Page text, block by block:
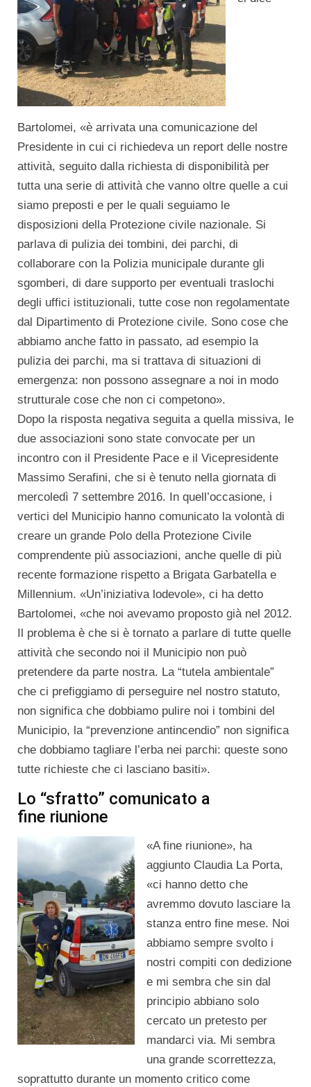
Bartolomei, «è arrivata una comunicazione del
Presidente in cui ci richiedeva un report delle nostre
attività, seguito dalla richiesta di disponibilità per
tutta una serie di attività che vanno oltre quelle a cui
siamo preposti e per le quali seguiamo le
disposizioni della Protezione civile nazionale. Si
parlava di pulizia dei tombini, dei parchi, di
collaborare con la Polizia municipale durante gli
sgomberi, di dare supporto per eventuali traslochi
degli uffici istituzionali, tutte cose non regolamentate
dal Dipartimento di Protezione civile. Sono cose che
abbiamo anche fatto in passato, ad esempio la
pulizia dei parchi, ma si trattava di situazioni di
emergenza: non possono assegnare a noi in modo
strutturale cose che non ci competono».
Dopo la risposta negativa seguita a quella missiva, le
due associazioni sono state convocate per un
incontro con il Presidente Pace e il Vicepresidente
Massimo Serafini, che si è tenuto nella giornata di
mercoledì 7 settembre 2016. In quell’occasione, i
vertici del Municipio hanno comunicato la volontà di
creare un grande Polo della Protezione Civile
comprendente più associazioni, anche quelle di più
recente formazione rispetto a Brigata Garbatella e
Millennium. «Un’iniziativa lodevole», ci ha detto
Bartolomei, «che noi avevamo proposto già nel 2012.
Il problema è che si è tornato a parlare di tutte quelle
attività che secondo noi il Municipio non può
pretendere da parte nostra. La “tutela ambientale”
che ci prefiggiamo di perseguire nel nostro statuto,
non significa che dobbiamo pulire noi i tombini del
Municipio, la “prevenzione antincendio” non significa
che dobbiamo tagliare l’erba nei parchi: queste sono
tutte richieste che ci lasciano basiti».
Lo “sfratto” comunicato a
fine riunione
«A fine riunione», ha
aggiunto Claudia La Porta,
«ci hanno detto che
avremmo dovuto lasciare la
stanza entro fine mese. Noi
abbiamo sempre svolto i
nostri compiti con dedizione
e mi sembra che sin dal
principio abbiano solo
cercato un pretesto per
mandarci via. Mi sembra
una grande scorrettezza,
soprattutto durante un momento critico come